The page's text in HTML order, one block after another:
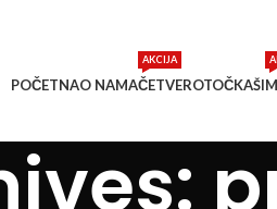
POČETNAO NAMAČETVEROTOČKAŠI
AKCIJA